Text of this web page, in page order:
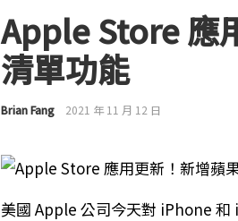
Apple Store 應
清單功能
Brian Fang 2021 年 11 月 12 日
美國 Apple 公司今天對 iPhone 和